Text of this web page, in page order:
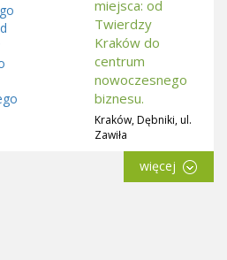
miejsca: od
Twierdzy
Kraków do
centrum
nowoczesnego
biznesu.
Kraków, Dębniki, ul.
Zawiła
więcej